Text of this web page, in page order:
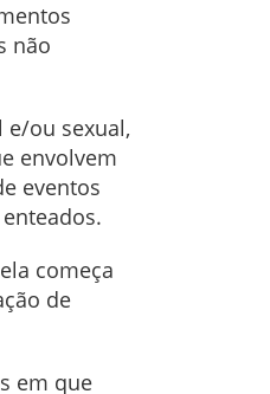
não
e/ou sexual,
envolvem
eventos
começa
de
em que